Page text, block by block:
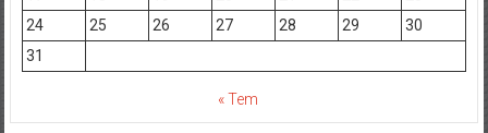
24
25 26 27 28 29
30
31
« Tem